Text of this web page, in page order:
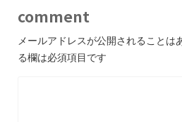
comment
メールアドレスが公開されることは
る欄は必須項目です